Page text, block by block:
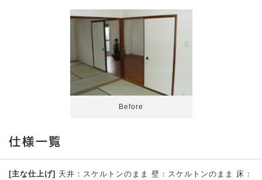
Before
[主な仕上げ] 天井：スケルトンのまま 壁：スケルトンのまま 床：